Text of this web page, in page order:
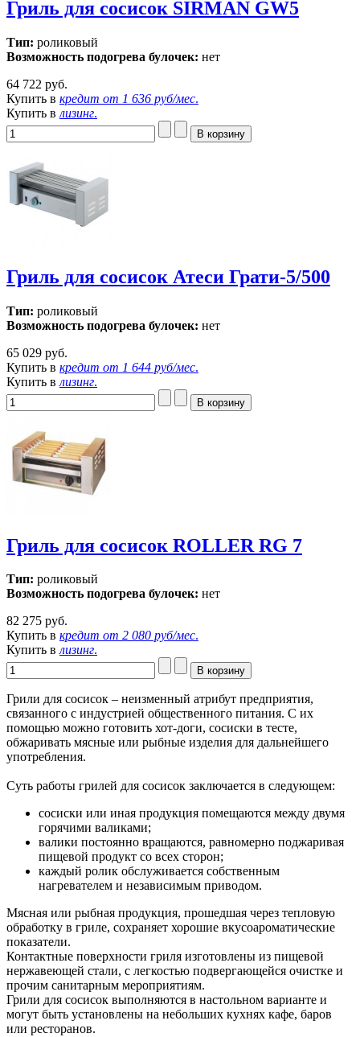
Гриль для сосисок SIRMAN GW5
Тип: роликовый
Возможность подогрева булочек: нет
64 722 руб.
Купить в кредит от 1 636 руб/мес.
Купить в лизинг.
Гриль для сосисок Атеси Грати-5/500
Тип: роликовый
Возможность подогрева булочек: нет
65 029 руб.
Купить в кредит от 1 644 руб/мес.
Купить в лизинг.
Гриль для сосисок ROLLER RG 7
Тип: роликовый
Возможность подогрева булочек: нет
82 275 руб.
Купить в кредит от 2 080 руб/мес.
Купить влизинг.
Грили для сосисок – неизменный атрибут предприятия,
связанного с индустрией общественного питания. С их
помощью можно готовить хот-доги, сосиски в тесте,
обжаривать мясные или рыбные изделия для дальнейшего
употребления.
Суть работы грилей для сосисок заключается в следующем:
сосиски или иная продукция помещаются между двумя
горячими валиками;
валики постоянно вращаются, равномерно поджаривая
пищевой продукт со всех сторон;
каждый ролик обслуживается собственным
нагревателем и независимым приводом.
Мясная или рыбная продукция, прошедшая через тепловую
обработку в гриле, сохраняет хорошие вкусоароматические
показатели.
Контактные поверхности гриля изготовлены из пищевой
нержавеющей стали, с легкостью подвергающейся очистке и
прочим санитарным мероприятиям.
Грили для сосисок выполняются в настольном варианте и
могут быть установлены на небольших кухнях кафе, баров
или ресторанов.